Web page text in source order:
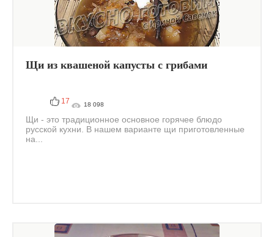
Щи из квашеной капусты с грибами
17 18 098
Щи - это традиционное основное горячее блюдо
русской кухни. В нашем варианте щи приготовленные
на...